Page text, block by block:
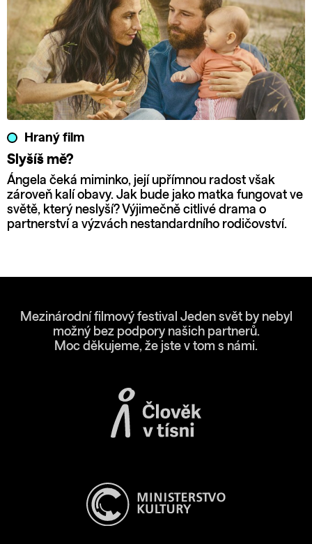
Hraný film
Slyšíš mě?
Ángela čeká miminko, její upřímnou radost však
zároveň kalí obavy. Jak bude jako matka fungovat ve
světě, který neslyší? Výjimečně citlivé drama o
partnerství a výzvách nestandardního rodičovství.
Mezinárodní filmový festival Jeden svět by nebyl
možný bez podpory našich partnerů.
Moc děkujeme, že jste v tom s námi.